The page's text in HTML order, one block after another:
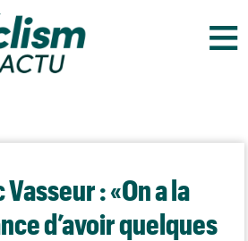
≡
: «On a la
d’avoir quelques